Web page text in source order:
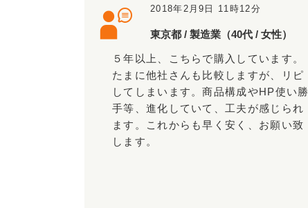
2018年2月9日 11時12分
東京都 / 製造業（40代 / 女性）
５年以上、こちらで購入しています。
たまに他社さんも比較しますが、リピ
してしまいます。商品構成やHP使い勝
手等、進化していて、工夫が感じられ
ます。これからも早く安く、お願い致
します。